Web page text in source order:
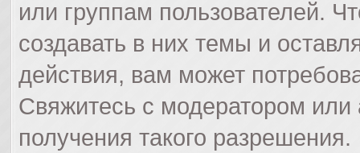
или группам пользователей.
создавать в них темы и
действия, вам может
Свяжитесь с модератором
получения такого разрешения.